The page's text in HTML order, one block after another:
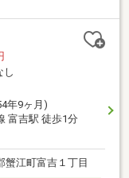
し
年9ヶ月)
富吉駅 徒歩1分
蟹江町富吉１丁目